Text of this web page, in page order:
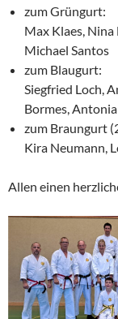
zum Grüngurt:
Max Klaes,
Michael Santos
zum Blaugurt:
Siegfried Loch,
Bormes,
zum Braungurt
Kira Neumann,
Allen einen